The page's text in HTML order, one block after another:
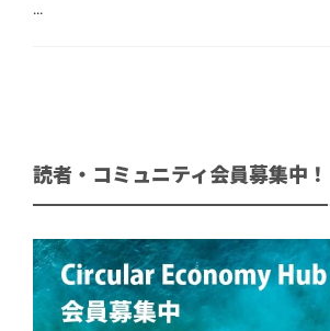
...
読者・コミュニティ会員募集中！